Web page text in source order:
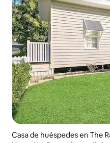
Casa de huéspedes en The